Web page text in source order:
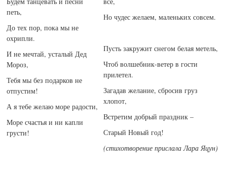
петь,
До тех пор, пока мы не
охрипли.
И не мечтай, усталый Дед
Мороз,
Тебя мы без подарков не
отпустим!
А я тебе желаю море радости,
Море счастья и ни капли
грусти!
Но чудес желаем, маленьких совсем.
Пусть закружит снегом белая метель,
Чтоб волшебник-ветер в гости
прилетел.
Загадав желание, сбросив груз
хлопот,
Встретим добрый праздник –
Старый Новый год!
(стихотворение прислала Лара Яцун)